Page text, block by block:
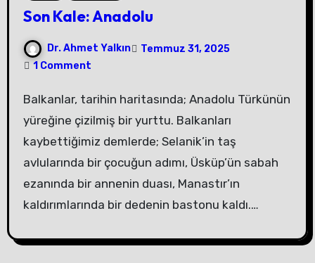
Son Kale: Anadolu
Dr. Ahmet Yalkın
Temmuz 31, 2025
1 Comment
Balkanlar, tarihin haritasında; Anadolu Türkünün
yüreğine çizilmiş bir yurttu. Balkanları
kaybettiğimiz demlerde; Selanik’in taş
avlularında bir çocuğun adımı, Üsküp’ün sabah
ezanında bir annenin duası, Manastır’ın
kaldırımlarında bir dedenin bastonu kaldı.…